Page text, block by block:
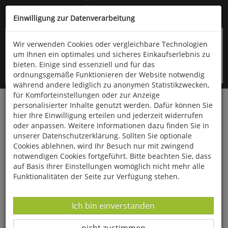
Kompletten Head der Seite überspringen
oder (06766) 9323-960
Startseite Haushalt & Garten
Küche & Haushalt
Besen, Bürsten & Putzmittel
Gemüsebürste aus Buchenholz
Einwilligung zur Datenverarbeitung
Wir verwenden Cookies oder vergleichbare Technologien
um Ihnen ein optimales und sicheres Einkaufserlebnis zu
bieten. Einige sind essenziell und für das
ordnungsgemäße Funktionieren der Website notwendig
während andere lediglich zu anonymen Statistikzwecken,
für Komforteinstellungen oder zur Anzeige
personalisierter Inhalte genutzt werden. Dafür können Sie
hier Ihre Einwilligung erteilen und jederzeit widerrufen
oder anpassen. Weitere Informationen dazu finden Sie in
unserer Datenschutzerklärung. Sollten Sie optionale
Cookies ablehnen, wird Ihr Besuch nur mit zwingend
notwendigen Cookies fortgeführt. Bitte beachten Sie, dass
auf Basis Ihrer Einstellungen womöglich nicht mehr alle
Funktionalitäten der Seite zur Verfügung stehen.
Datenverarbeitung -
Ich bin einverstanden